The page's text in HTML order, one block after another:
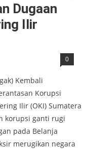
Dugaan
Ilir
0
Kembali
Korupsi
Ilir (OKI) Sumatera
korupsi ganti rugi
pada Belanja
merugikan negara